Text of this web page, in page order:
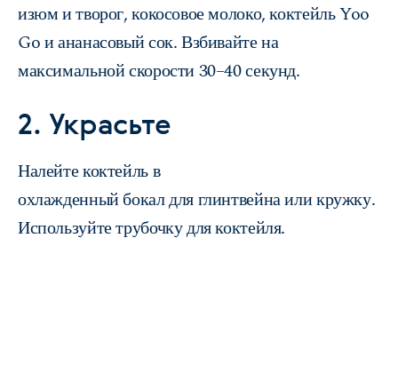
изюм и творог, кокосовое молоко, коктейль Yoo
Go и ананасовый сок. Взбивайте на
максимальной скорости 30–40 секунд.
2. Украсьте
Налейте коктейль в
охлажденный бокал для глинтвейна или кружку.
Используйте трубочку для коктейля.